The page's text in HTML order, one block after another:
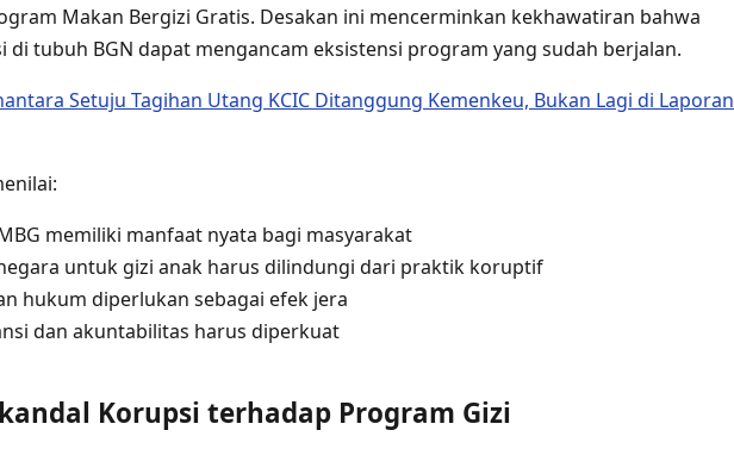
Makan Bergizi Gratis. Desakan ini mencerminkan kekhawatiran bahwa
di tubuh BGN dapat mengancam eksistensi program yang sudah berjalan.
Setuju Tagihan Utang KCIC Ditanggung Kemenkeu, Bukan Lagi di Laporan
memiliki manfaat nyata bagi masyarakat
untuk gizi anak harus dilindungi dari praktik koruptif
hukum diperlukan sebagai efek jera
dan akuntabilitas harus diperkuat
Korupsi terhadap Program Gizi